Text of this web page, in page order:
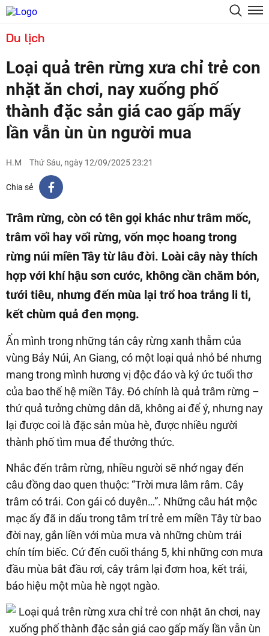
Du lịch
Loại quả trên rừng xưa chỉ trẻ con
nhặt ăn chơi, nay xuống phố
thành đặc sản giá cao gấp mấy
lần vẫn ùn ùn người mua
H.M Thứ Sáu, ngày 12/09/2025 23:21
Chia sẻ
Trâm rừng, còn có tên gọi khác như trâm mốc,
trâm vối hay vối rừng, vốn mọc hoang trong
rừng núi miền Tây từ lâu đời. Loài cây này thích
hợp với khí hậu sơn cước, không cần chăm bón,
tưới tiêu, nhưng đến mùa lại trổ hoa trắng li ti,
kết chùm quả đen mọng.
Ẩn mình trong những tán cây rừng xanh thẫm của
vùng Bảy Núi, An Giang, có một loại quả nhỏ bé nhưng
mang trong mình hương vị độc đáo và ký ức tuổi thơ
của bao thế hệ miền Tây. Đó chính là quả trâm rừng –
thứ quả tưởng chừng dân dã, không ai để ý, nhưng nay
lại được coi là đặc sản mùa hè, được nhiều người
thành phố tìm mua để thưởng thức.
Nhắc đến trâm rừng, nhiều người sẽ nhớ ngay đến
câu đồng dao quen thuộc: “Trời mưa lâm râm. Cây
trâm có trái. Con gái có duyên…”. Những câu hát mộc
mạc ấy đã in dấu trong tâm trí trẻ em miền Tây từ bao
đời nay, gắn liền với mùa mưa và những chùm trái
chín tím biếc. Cứ đến cuối tháng 5, khi những cơn mưa
đầu mùa bắt đầu rơi, cây trâm lại đơm hoa, kết trái,
báo hiệu một mùa hè ngọt ngào.